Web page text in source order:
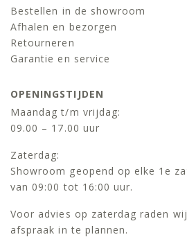
Bestellen in de showroom
Afhalen en bezorgen
Retourneren
Garantie en service
OPENINGSTIJDEN
Maandag t/m vrijdag:
09.00 – 17.00 uur
Zaterdag:
Showroom geopend op elke 1e
van 09:00 tot 16:00 uur.
Voor advies op zaterdag raden
afspraak in te plannen.